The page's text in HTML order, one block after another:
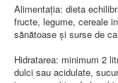
Alimentaţia: dieta
fructe, legume, cereale
sănătoase și surse de
Hidratarea: minimum 2
dulci sau acidulate,